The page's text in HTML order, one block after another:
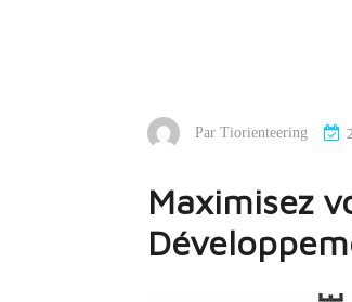
Par Tiorienteering
Maximisez